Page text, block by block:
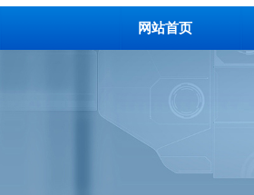
网站首页